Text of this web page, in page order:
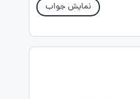
نمایش جواب